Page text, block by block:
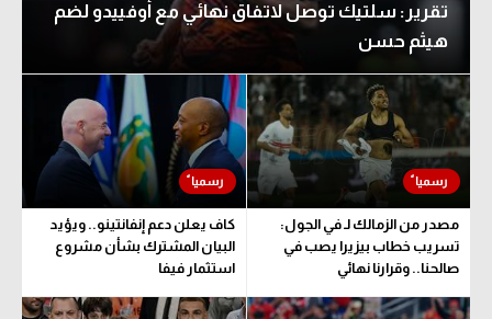
تقرير: سلتيك توصل لاتفاق نهائي مع أوفييدو لضم
هيثم حسن
مصدر من الزمالك لـ في الجول:
تسريب خطاب بيزيرا يصب في
صالحنا.. وقرارنا نهائي
كاف يعلن دعم إنفانتينو.. ويؤيد
البيان المشترك بشأن مشروع
استثمار فيفا